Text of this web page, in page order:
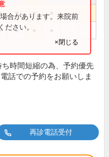
● ●
●
合があります。来院前
ださい。
×閉じる
時間短縮の為、予約優先
話での予約をお願いしま
再診電話受付